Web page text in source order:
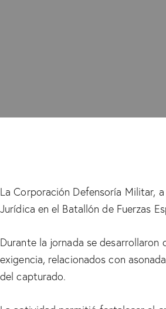
La Corporación Defensoría Militar,
Jurídica en el Batallón de Fuerzas
Durante la jornada se desarrollaron
exigencia, relacionados con
del capturado.